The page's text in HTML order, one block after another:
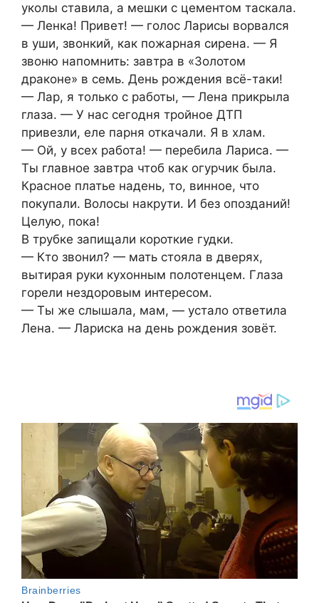
уколы ставила, а мешки с цементом таскала.
— Ленка! Привет! — голос Ларисы ворвался
в уши, звонкий, как пожарная сирена. — Я
звоню напомнить: завтра в «Золотом
драконе» в семь. День рождения всё-таки!
— Лар, я только с работы, — Лена прикрыла
глаза. — У нас сегодня тройное ДТП
привезли, еле парня откачали. Я в хлам.
— Ой, у всех работа! — перебила Лариса. —
Ты главное завтра чтоб как огурчик была.
Красное платье надень, то, винное, что
покупали. Волосы накрути. И без опозданий!
Целую, пока!
В трубке запищали короткие гудки.
— Кто звонил? — мать стояла в дверях,
вытирая руки кухонным полотенцем. Глаза
горели нездоровым интересом.
— Ты же слышала, мам, — устало ответила
Лена. — Лариска на день рождения зовёт.